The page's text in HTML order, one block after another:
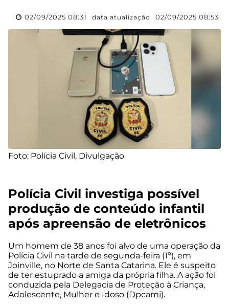
02/09/2025 08:31 data atualização 02/09/2025 08:53
Foto: Polícia Civil, Divulgação
Polícia Civil investiga possível
produção de conteúdo infantil
após apreensão de eletrônicos
Um homem de 38 anos foi alvo de uma operação da
Polícia Civil na tarde de segunda-feira (1º), em
Joinville, no Norte de Santa Catarina. Ele é suspeito
de ter estuprado a amiga da própria filha. A ação foi
conduzida pela Delegacia de Proteção à Criança,
Adolescente, Mulher e Idoso (Dpcami).